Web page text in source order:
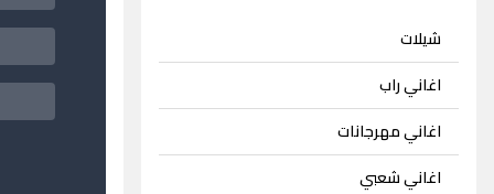
شيلات
اغاني راب
اغاني مهرجانات
اغاني شعبي